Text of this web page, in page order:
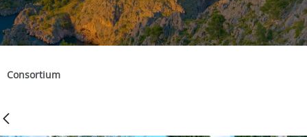
Consortium